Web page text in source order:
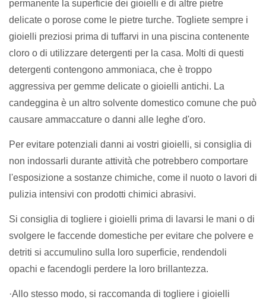
permanente la superficie dei gioielli e di altre pietre
delicate o porose come le pietre turche. Togliete sempre i
gioielli preziosi prima di tuffarvi in ​​una piscina contenente
cloro o di utilizzare detergenti per la casa. Molti di questi
detergenti contengono ammoniaca, che è troppo
aggressiva per gemme delicate o gioielli antichi. La
candeggina è un altro solvente domestico comune che può
causare ammaccature o danni alle leghe d'oro.
Per evitare potenziali danni ai vostri gioielli, si consiglia di
non indossarli durante attività che potrebbero comportare
l'esposizione a sostanze chimiche, come il nuoto o lavori di
pulizia intensivi con prodotti chimici abrasivi.
Si consiglia di togliere i gioielli prima di lavarsi le mani o di
svolgere le faccende domestiche per evitare che polvere e
detriti si accumulino sulla loro superficie, rendendoli
opachi e facendogli perdere la loro brillantezza.
·Allo stesso modo, si raccomanda di togliere i gioielli